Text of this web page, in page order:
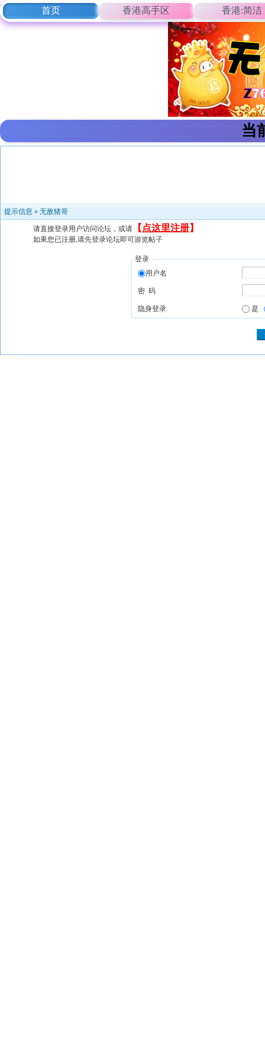
首页 香港高手区 香港:简洁
当
提示信息 » 无敌猪哥
请直接登录用户访问论坛，或请 【 点这里注册】
如果您已注册,请先登录论坛即可游览帖子
登录
用户名
密 码
隐身登录 是